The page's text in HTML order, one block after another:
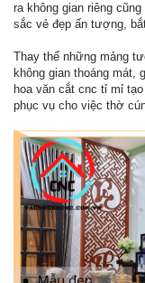
ra không gian riêng
sắc vẻ đẹp ấn tượng,
Thay thế những mảng
không gian thoáng mát,
hoa văn cắt cnc tỉ mỉ
phục vụ cho việc thờ